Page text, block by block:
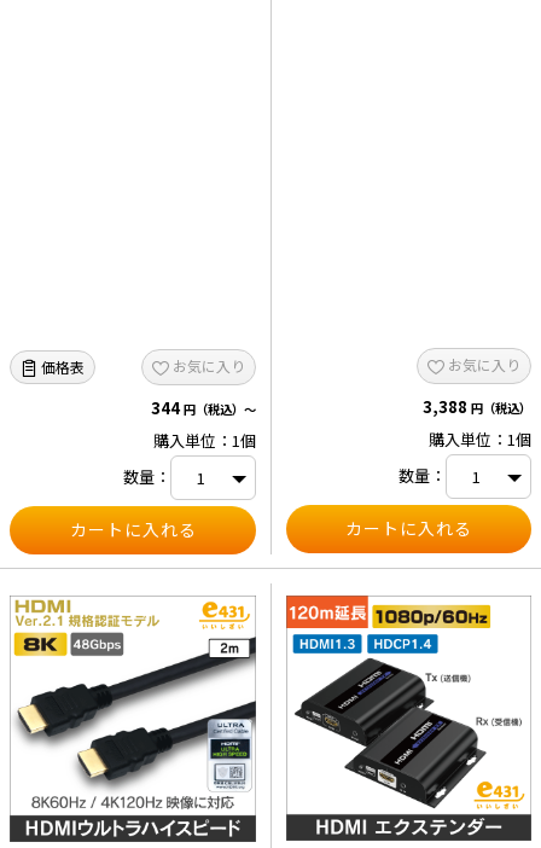
価格表 お気に入り
344 円（税込）～
購入単位：1個
数量：
お気に入り
3,388 円（税込）
購入単位：1個
数量：